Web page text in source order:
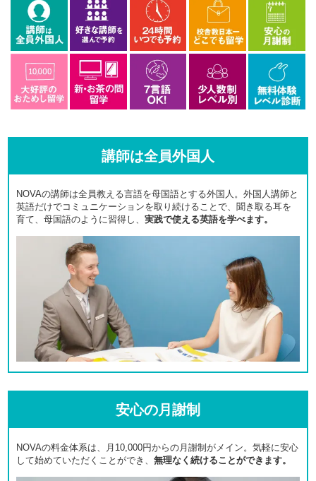
講師は全員外国人
NOVAの講師は全員教える言語を母国語とする外国人。外国人講師と
英語だけでコミュニケーションを取り続けることで、聞き取る耳を
育て、母国語のように習得し、 実践で使える英語を学べます。
安心の月謝制
NOVAの料金体系は、月10,000円からの月謝制がメイン。気軽に安心
して始めていただくことができ、 無理なく続けることができます。